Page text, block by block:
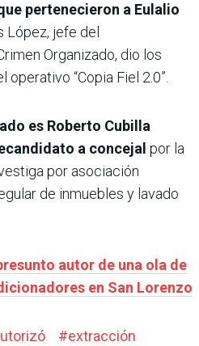
pertenecieron a Eulalio
López, jefe del
Organizado, dio los
“Copia Fiel 2.0”.
es Roberto Cubilla
a concejal por la
por asociación
de inmuebles y lavado
autor de una ola de
en San Lorenzo
#extracción